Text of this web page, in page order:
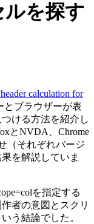
ルを探す
calculation for
とブラウザーが表
ける方法を紹介し
とNVDA、Chrome
（それぞれバージ
を解説していま
を指定する
者の意図とスクリ
う結論でした。